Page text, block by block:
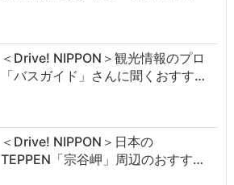
＜Drive! NIPPON＞観光情報のプロ
「バスガイド」さんに聞くおすす…
＜Drive! NIPPON＞日本の
TEPPEN「宗谷岬」周辺のおすす…